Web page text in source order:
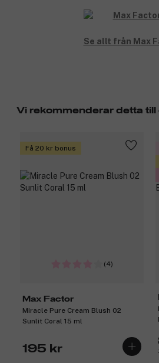
Se allt från Max
Vi rekommenderar detta till
Få 20 kr bonus
(4)
Max Factor
Miracle Pure Cream Blush 02
Sunlit Coral 15 ml
195 kr